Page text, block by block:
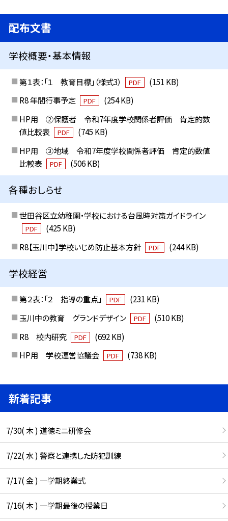
配布文書
学校概要・基本情報
第１表：「１ 教育目標」（様式3） PDF
(151 KB)
R8 年間行事予定
PDF
(254 KB)
HP用 ②保護者 令和7年度学校関係者評価 肯定的数
値比較表
PDF
(745 KB)
HP用 ③地域 令和7年度学校関係者評価 肯定的数値
比較表
PDF (506 KB)
各種おしらせ
世田谷区立幼稚園・学校における台風時対策ガイドライン
PDF
(425 KB)
R8【玉川中】学校いじめ防止基本方針
PDF (244 KB)
学校経営
第２表：「２ 指導の重点」 PDF
(231 KB)
玉川中の教育 グランドデザイン
PDF
(510 KB)
R8 校内研究
PDF
(692 KB)
HP用 学校運営協議会
PDF (738 KB)
新着記事
7/30( 木 ) 道徳ミニ研修会
7/22( 水 ) 警察と連携した防犯訓練
7/17( 金 ) 一学期終業式
7/16( 木 ) 一学期最後の授業日